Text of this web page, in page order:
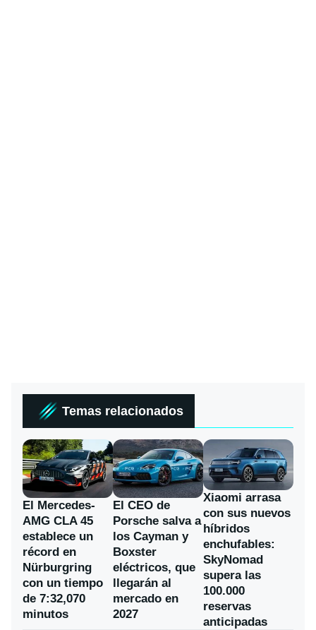
Temas relacionados
El Mercedes-
AMG CLA 45
establece un
récord en
Nürburgring
con un tiempo
de 7:32,070
minutos
El CEO de
Porsche salva a
los Cayman y
Boxster
eléctricos, que
llegarán al
mercado en
2027
Xiaomi arrasa
con sus nuevos
híbridos
enchufables:
SkyNomad
supera las
100.000
reservas
anticipadas